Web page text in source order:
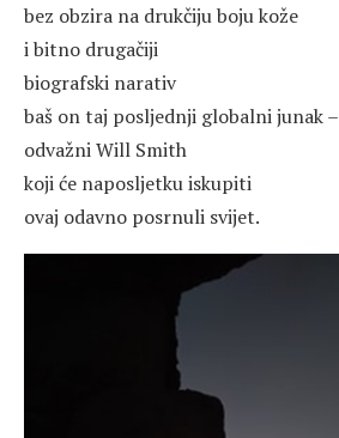
bez obzira na drukčiju boju kože
i bitno drugačiji
biografski narativ
baš on taj posljednji globalni junak –
odvažni Will Smith
koji će naposljetku iskupiti
ovaj odavno posrnuli svijet.